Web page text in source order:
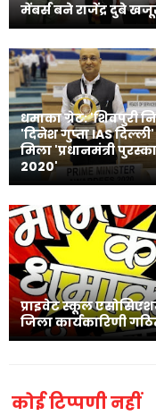
मेंबर्स बने राजेंद्र दुबे
धमाका ग्रेट: 'शिवपुरी
'दिनेश गुप्ता IAS
मिला 'प्रधानमंत्री
2020'
प्राइवेट स्कूल
जिला कार्यकारिणी
कोई टिप्पणी नहीं